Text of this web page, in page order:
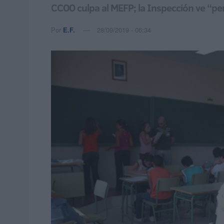
CCOO culpa al MEFP; la Inspección ve
Por E.F. 28/09/2019 - 06:34